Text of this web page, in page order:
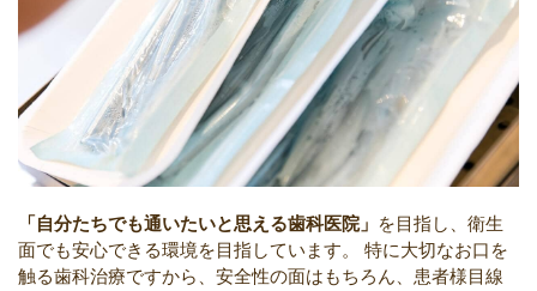
「自分たちでも通いたいと思える歯科医院」 を目指し、衛生
面でも安心できる環境を目指しています。
特に大切なお口を
触る歯科治療ですから、安全性の面はもちろん、患者様目線